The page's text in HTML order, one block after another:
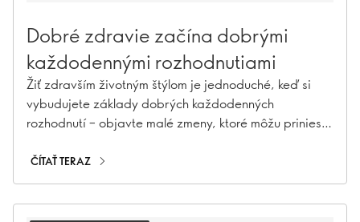
Dobré zdravie začína dobrými
každodennými rozhodnutiami
Žiť zdravším životným štýlom je jednoduché, keď si
vybudujete základy dobrých každodenných
rozhodnutí – objavte malé zmeny, ktoré môžu priniesť
ČÍTAŤ TERAZ